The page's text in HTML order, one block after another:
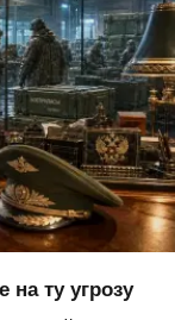
на ту угрозу